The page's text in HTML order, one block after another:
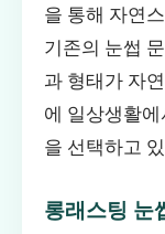
을 통해 자연
기존의 눈썹
과 형태가 자
에 일상생활
을 선택하고
롱래스팅 눈